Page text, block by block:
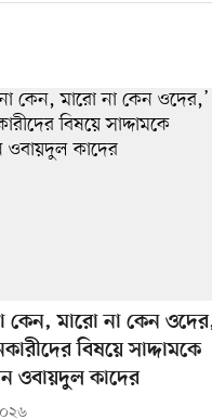
কেন, মারো না কেন
বিষয়ে সাদ্দামকে
ওবায়দুল কাদের